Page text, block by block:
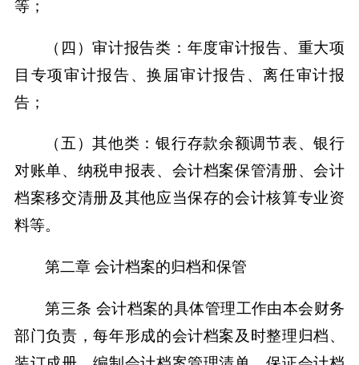
等；
（四）审计报告类：年度审计报告、重大项
目专项审计报告、换届审计报告、离任审计报
告；
（五）其他类：银行存款余额调节表、银行
对账单、纳税申报表、会计档案保管清册、会计
档案移交清册及其他应当保存的会计核算专业资
料等。
第二章 会计档案的归档和保管
第三条 会计档案的具体管理工作由本会财务
部门负责，每年形成的会计档案及时整理归档、